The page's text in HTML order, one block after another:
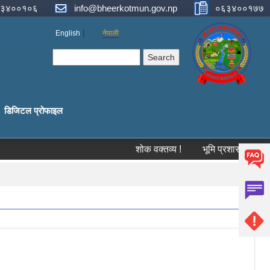
info@bheerkotmun.gov.np ०६३४००१७७
English नेपाली
डिजिटल प्रोफाइल
शोक वक्तव्य ! भूमि प्रशासन